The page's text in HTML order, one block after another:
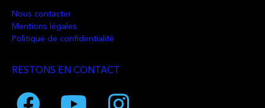
Nous contacter
Mentions légales
Politique de confidentialité
RESTONS EN CONTACT